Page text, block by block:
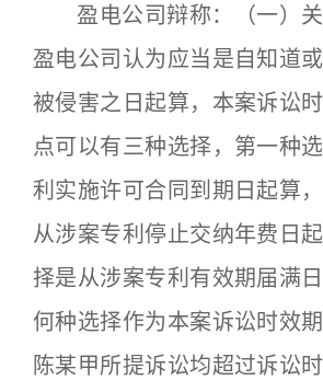
盈电公司辩称：（一）关
盈电公司认为应当是自知道
被侵害之日起算，本案诉讼
点可以有三种选择，第一种
利实施许可合同到期日起算
从涉案专利停止交纳年费日
择是从涉案专利有效期届满
何种选择作为本案诉讼时效期
陈某甲所提诉讼均超过诉讼